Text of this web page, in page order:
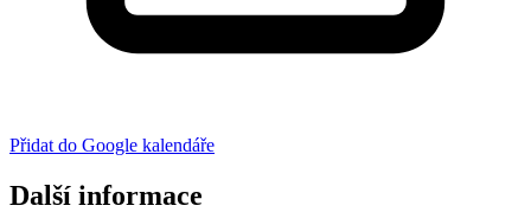
Přidat do Google kalendáře
Další informace